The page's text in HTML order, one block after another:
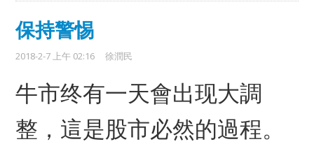
保持警惕
2018-2-7 上午 02:16 徐潤民
牛市终有一天會出现大調
整，這是股市必然的過程。